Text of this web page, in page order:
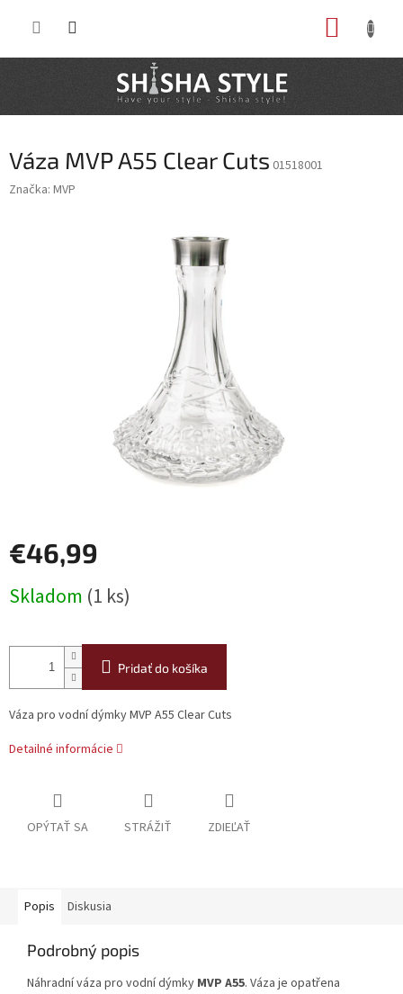
Váza MVP A55 Clear Cuts 01518001
Značka: MVP
€46,99
cena:
Skladom (1 ks)
Pridať do košíka
Váza pro vodní dýmky MVP A55 Clear Cuts
Detailné informácie
OPÝTAŤ SA STRÁŽIŤ ZDIEĽAŤ
Popis Diskusia
Podrobný popis
Náhradní váza pro vodní dýmky MVP A55. Váza je opatřena